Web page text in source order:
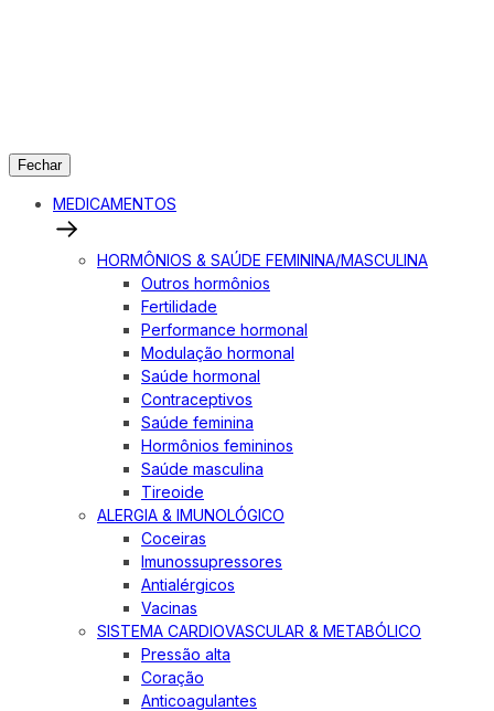
Fechar
MEDICAMENTOS
HORMÔNIOS & SAÚDE FEMININA/MASCULINA
Outros hormônios
Fertilidade
Performance hormonal
Modulação hormonal
Saúde hormonal
Contraceptivos
Saúde feminina
Hormônios femininos
Saúde masculina
Tireoide
ALERGIA & IMUNOLÓGICO
Coceiras
Imunossupressores
Antialérgicos
Vacinas
SISTEMA CARDIOVASCULAR & METABÓLICO
Pressão alta
Coração
Anticoagulantes